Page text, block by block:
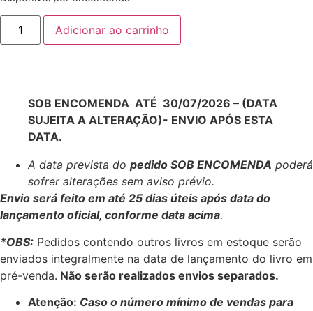
Adicionar ao carrinho
SOB ENCOMENDA ATÉ 30/07/2026 – (DATA
SUJEITA A ALTERAÇÃO)- ENVIO APÓS ESTA
DATA.
A data prevista do pedido SOB ENCOMENDA poderá
sofrer alterações sem aviso prévio.
Envio será feito em até 25 dias úteis após data do
lançamento oficial, conforme data acima.
*OBS: Pedidos contendo outros livros em estoque serão
enviados integralmente na data de lançamento do livro em
pré-venda. Não serão realizados envios separados.
Atenção: Caso o número mínimo de vendas para